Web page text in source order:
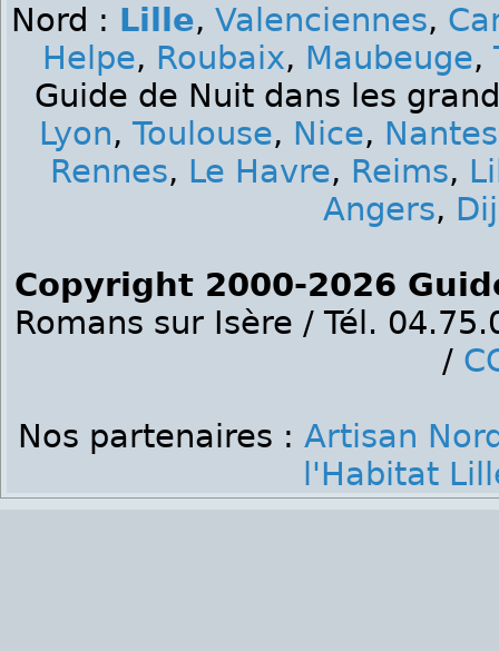
Nord : Lille, Valenciennes,
Helpe, Roubaix, Maubeuge,
Guide de Nuit dans les
Lyon, Toulouse, Nice, Nantes
Rennes, Le Havre, Reims,
Angers,
Copyright 2000-2026
Romans sur Isère / Tél.
/
Nos partenaires : Artisan
l'Habitat